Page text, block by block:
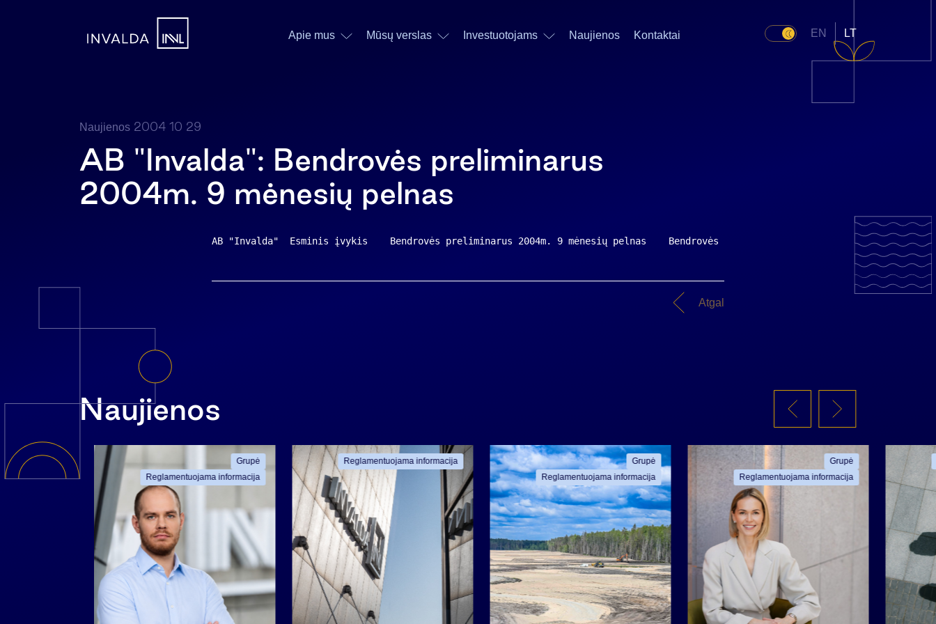
Apie mus Mūsų verslas Investuotojams Naujienos Kontaktai EN LT
Naujienos 2004 10 29
AB "Invalda": Bendrovės preliminarus
2004m. 9 mėnesių pelnas
AB "Invalda"  Esminis įvykis    Bendrovės preliminarus 2004m. 9 mėnesių pelnas    Bendrovės preliminarus 2004m. 9 mėnesių
Atgal
Naujienos
informacija
Grupė
Reglamentuojama informacija
Reglamentuojama informacija
Grupė
Reglamentuojama informacija
Grupė
Reglamentuojama informacija